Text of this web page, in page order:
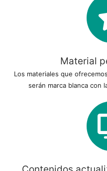
Material
Los materiales que
serán marca blanca con